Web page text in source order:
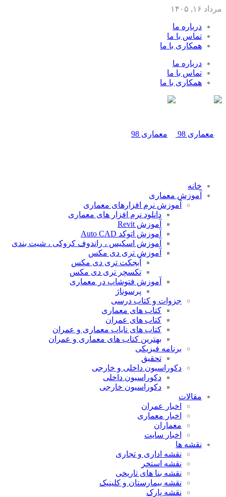
مرداد ۱۶, ۱۴۰۵
درباره ما
تماس با ما
همکاری با ما
درباره ما
تماس با ما
همکاری با ما
خانه
آموزش معماری
آموزش نرم افزارهای معماری
دانلود نرم افزار های معماری
آموزش Revit
آموزش اتوکد Auto CAD
آموزش اسکیس ، راندوف کروکی ، شیت بندی
آموزش تری دی مکس
آبجکت تری دی مکس
تکسچر تری دی مکس
آموزش فتوشاپ در معماری
پرسوناژ
جزوات و کتاب درسی
کتاب های معماری
کتاب های عمران
کتاب های نایاب معماری و عمران
بهترین کتاب های معماری و عمران
برنامه فیزیکی
تحقیق
دکوراسیون داخلی و خارجی
دکوراسیون داخلی
دکوراسیون خارجی
مقالات
اخبار عمران
اخبار معماری
معماران
اخبار سایت
نقشه ها
نقشه اداری و تجاری
نقشه استخر
نقشه بنا های تاریخی
نقشه بیمارستان و کلینیک
نقشه پارک